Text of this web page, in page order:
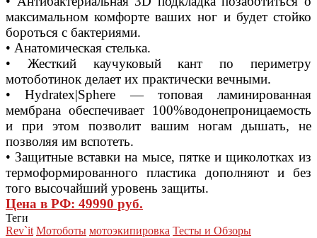
максимальном комфорте ваших ног и будет стойко
бороться с бактериями.
• Анатомическая стелька.
• Жесткий каучуковый кант по периметру
мотоботинок делает их практически вечными.
• Hydratex|Sphere — топовая ламинированная
мембрана обеспечивает 100%водонепроницаемость
и при этом позволит вашим ногам дышать, не
позволяя им вспотеть.
• Защитные вставки на мысе, пятке и щиколотках из
термоформированного пластика дополняют и без
того высочайший уровень защиты.
Цена в РФ: 49990 руб.
Теги
Rev`it Мотоботы мотоэкипировка Тесты и Обзоры